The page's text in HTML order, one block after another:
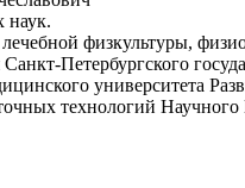
наук.
физкультуры,
Петербургского
университета
технологий Научного